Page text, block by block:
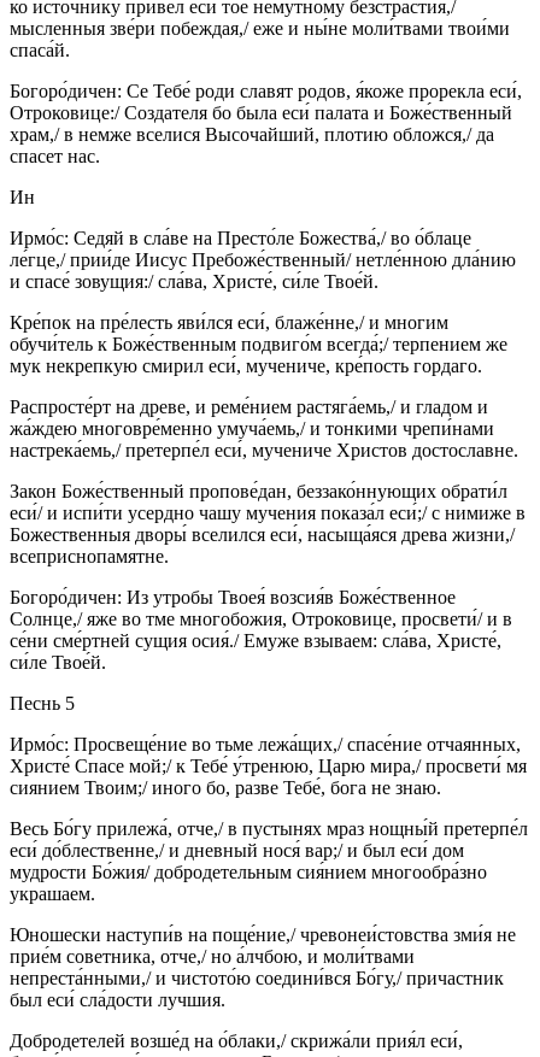
ко источнику привел еси́ то́е нему́тному безстрастия,/
мысленныя зве́ри побеждая,/ еже и ны́не моли́твами твои́ми
спаса́й.
Богоро́дичен: Се Тебе́ роди славят родов, я́коже прорекла еси́,
Отроковице:/ Создателя бо была еси́ палата и Боже́ственный
храм,/ в немже вселися Высочайший, плотию обложся,/ да
спасет нас.
Ин
Ирмо́с: Седяй в сла́ве на Престо́ле Божества́,/ во о́блаце
ле́гце,/ прии́де Иисус Пребоже́ственный/ нетле́нною дла́нию
и спасе́ зовущия:/ сла́ва, Христе́, си́ле Твое́й.
Кре́пок на пре́лесть яви́лся еси́, блаже́нне,/ и многим
обучи́тель к Боже́ственным подвиго́м всегда́;/ терпением же
мук некрепкую смирил еси́, мучениче, кре́пость гордаго.
Распросте́рт на древе, и реме́нием растяга́емь,/ и гладом и
жа́ждею многовре́менно умуча́емь,/ и тонкими чрепи́нами
настрека́емь,/ претерпе́л еси́, мучениче Христов достославне.
Закон Боже́ственный пропове́дан, беззако́ннующих обрати́л
еси́/ и испи́ти усердно чашу мучения показа́л еси́;/ с нимиже в
Божественныя дворы́ вселился еси́, насыща́яся древа жизни,/
всеприснопамятне.
Богоро́дичен: Из утробы Твоея́ возсия́в Боже́ственное
Солнце,/ яже во тме многобожия, Отроковице, просвети́/ и в
се́ни сме́ртней сущия осия́./ Емуже взываем: сла́ва, Христе́,
си́ле Твое́й.
Песнь 5
Ирмо́с: Просвеще́ние во тьме лежа́щих,/ спасе́ние отчаянных,
Христе́ Спасе мой;/ к Тебе́ у́тренюю, Царю мира,/ просвети́ мя
сиянием Твоим;/ иного бо, разве Тебе́, бога не знаю.
Весь Бо́гу прилежа́, отче,/ в пустынях мраз нощны́й претерпе́л
еси́ до́блественне,/ и дневный нося́ вар;/ и был еси́ дом
мудрости Бо́жия/ добродетельным сия́нием многообра́зно
украшаем.
Юношески наступи́в на поще́ние,/ чревонеи́стовства зми́я не
прие́м советника, отче,/ но а́лчбою, и моли́твами
непреста́нными,/ и чистото́ю соедини́вся Бо́гу,/ причастник
был еси́ сла́дости лучшия.
Добродетелей возше́д на о́блаки,/ скрижа́ли прия́л еси́,